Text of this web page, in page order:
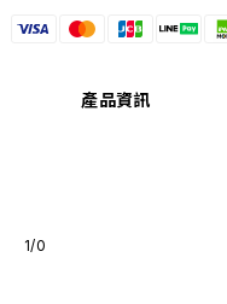
產品資訊
1/0